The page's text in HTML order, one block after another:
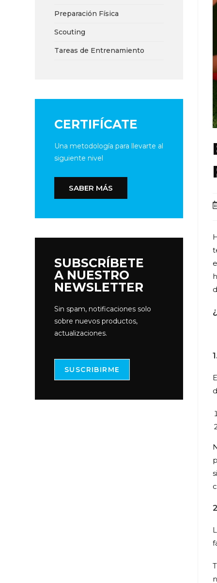
Preparación Física
Scouting
Tareas de Entrenamiento
CERTIFÍCATE
Una metodología para llevarte al
siguiente nivel
SABER MÁS
SUBSCRÍBETE
A NUESTRO
NEWSLETTER
Sin spam, notificaciones solo
sobre nuevos productos,
actualizaciones.
SUSCRIBIRME